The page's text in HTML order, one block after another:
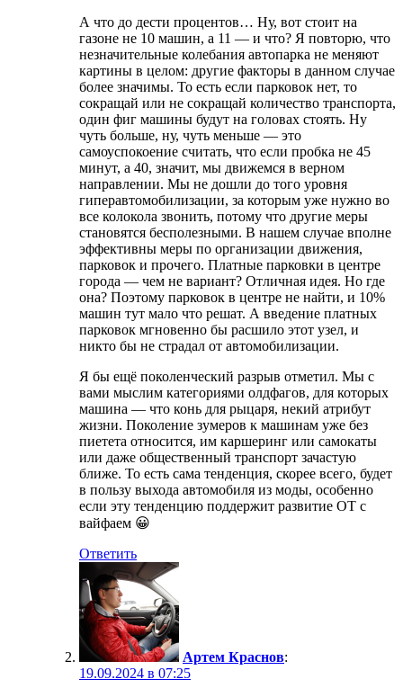
А что до дести процентов… Ну, вот стоит на
газоне не 10 машин, а 11 — и что? Я повторю, что
незначительные колебания автопарка не меняют
картины в целом: другие факторы в данном случае
более значимы. То есть если парковок нет, то
сокращай или не сокращай количество транспорта,
один фиг машины будут на головах стоять. Ну
чуть больше, ну, чуть меньше — это
самоуспокоение считать, что если пробка не 45
минут, а 40, значит, мы движемся в верном
направлении. Мы не дошли до того уровня
гиперавтомобилизации, за которым уже нужно во
все колокола звонить, потому что другие меры
становятся бесполезными. В нашем случае вполне
эффективны меры по организации движения,
парковок и прочего. Платные парковки в центре
города — чем не вариант? Отличная идея. Но где
она? Поэтому парковок в центре не найти, и 10%
машин тут мало что решат. А введение платных
парковок мгновенно бы расшило этот узел, и
никто бы не страдал от автомобилизации.
Я бы ещё поколенческий разрыв отметил. Мы с
вами мыслим категориями олдфагов, для которых
машина — что конь для рыцаря, некий атрибут
жизни. Поколение зумеров к машинам уже без
пиетета относится, им каршеринг или самокаты
или даже общественный транспорт зачастую
ближе. То есть сама тенденция, скорее всего, будет
в пользу выхода автомобиля из моды, особенно
если эту тенденцию поддержит развитие ОТ с
вайфаем 😀
Ответить
Артем Краснов:
19.09.2024 в 07:25